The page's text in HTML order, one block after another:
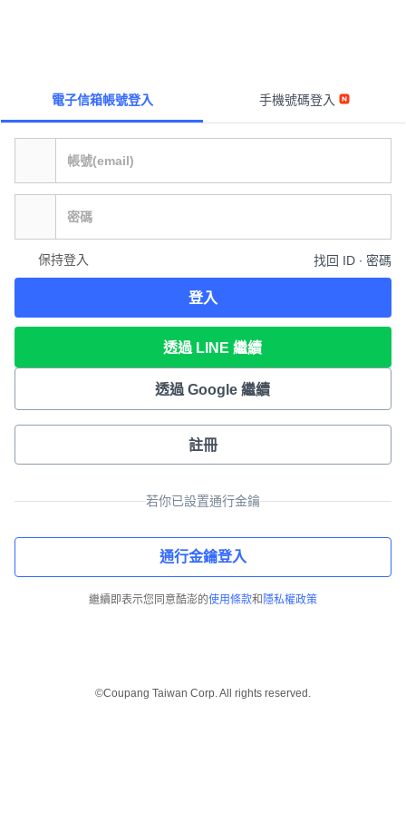
電子信箱帳號登入 手機號碼登入
保持登入 找回 ID ∙ 密碼
登入
透過 LINE 繼續
透過 Google 繼續
註冊
若你已設置通行金鑰
通行金鑰登入
繼續即表示您同意酷澎的使用條款和 隱私權政策
©Coupang Taiwan Corp. All rights reserved.